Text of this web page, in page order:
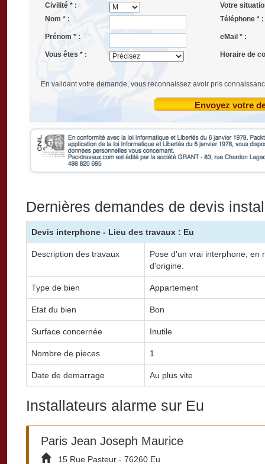
Civilité * :
Votre
Nom * :
Téléphone * :
Prénom * : eMail * :
Vous êtes * : Horaire de
En validant votre demande, vous reconnaissez avoir pris
Envoyez votre
Dernières demandes de devis
Devis interphone - Lieu des travaux : Eu
Description des travaux
Pose d'un vrai interphone, en
d'origine.
Type de bien Appartement
Etat du bien Bon
Surface concernée Inutile
Nombre de pieces 1
Date de demarrage Au plus vite
Installateurs alarme sur Eu
Paris Jean Joseph Maurice
15 Rue Pasteur - 76260 Eu